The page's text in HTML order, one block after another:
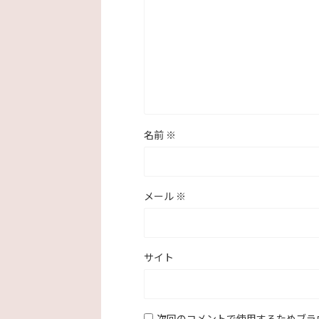
名前 ※
メール ※
サイト